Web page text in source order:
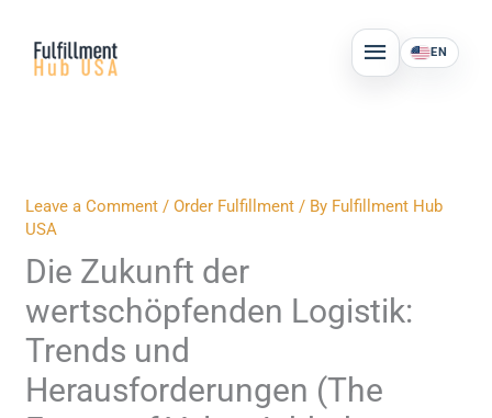
content
MAIN
MENU
EN
Leave a Comment /Order Fulfillment / By Fulfillment Hub
USA
Die Zukunft der
wertschöpfenden Logistik:
Trends und
Herausforderungen (The